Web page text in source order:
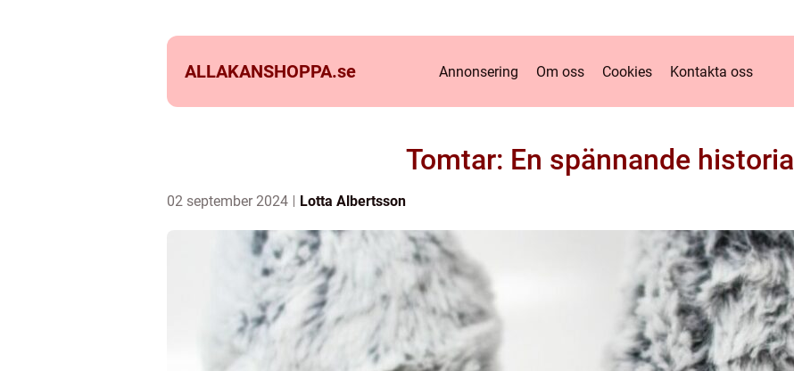
ALLAKANSHOPPA.se Annonsering Om oss Cookies Kontakta oss
Tomtar: En spännande historia
02 september 2024 Lotta Albertsson